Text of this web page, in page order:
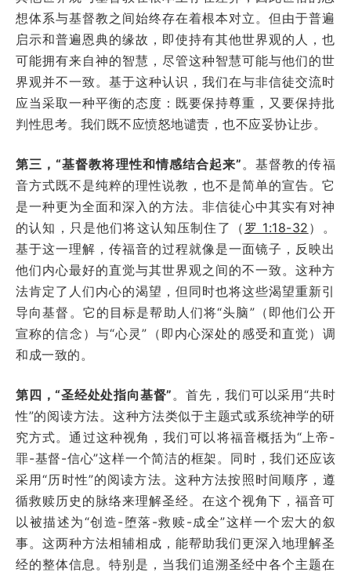
想体系与基督教之间始终存在着根本对立。但由于普遍
启示和普遍恩典的缘故，即使持有其他世界观的人，也
可能拥有来自神的智慧，尽管这种智慧可能与他们的世
界观并不一致。基于这种认识，我们在与非信徒交流时
应当采取一种平衡的态度：既要保持尊重，又要保持批
判性思考。我们既不应愤怒地谴责，也不应妥协让步。
第三，“基督教将理性和情感结合起来” 。基督教的传福
音方式既不是纯粹的理性说教，也不是简单的宣告。它
是一种更为全面和深入的方法。非信徒心中其实有对神
的认知，只是他们将这认知压制住了（ 罗 1:18-32 ）。
基于这一理解，传福音的过程就像是一面镜子，反映出
他们内心最好的直觉与其世界观之间的不一致。这种方
法肯定了人们内心的渴望，但同时也将这些渴望重新引
导向基督。它的目标是帮助人们将“头脑”（即他们公开
宣称的信念）与“心灵”（即内心深处的感受和直觉）调
和成一致的。
第四，“圣经处处指向基督” 。首先，我们可以采用“共时
性”的阅读方法。这种方法类似于主题式或系统神学的研
究方式。通过这种视角，我们可以将福音概括为“上帝-
罪-基督-信心”这样一个简洁的框架。同时，我们还应该
采用“历时性”的阅读方法。这种方法按照时间顺序，遵
循救赎历史的脉络来理解圣经。在这个视角下，福音可
以被描述为“创造-堕落-救赎-成全”这样一个宏大的叙
事。这两种方法相辅相成，能帮助我们更深入地理解圣
经的整体信息。特别是，当我们追溯圣经中各个主题在